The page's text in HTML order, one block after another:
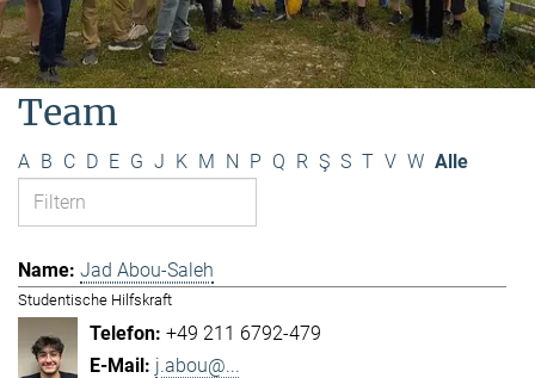
Team
A B C D E G J K M N P Q R Ş S T V W Alle
Jad Abou-Saleh
Studentische Hilfskraft
+49 211 6792-479
j.abou@...